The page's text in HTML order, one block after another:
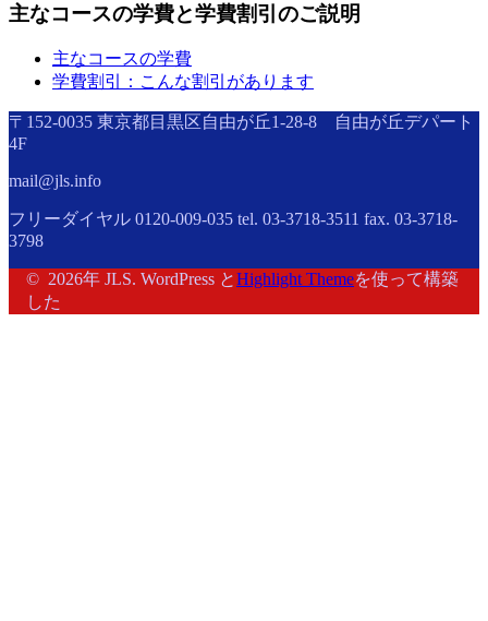
主なコースの学費と学費割引のご説明
主なコースの学費
学費割引：こんな割引があります
〒152-0035 東京都目黒区自由が丘1-28-8 自由が丘デパート
4F
mail@jls.info
フリーダイヤル 0120-009-035 tel. 03-3718-3511 fax. 03-3718-
3798
© 2026年 JLS. WordPress とHighlight Themeを使って構築
した